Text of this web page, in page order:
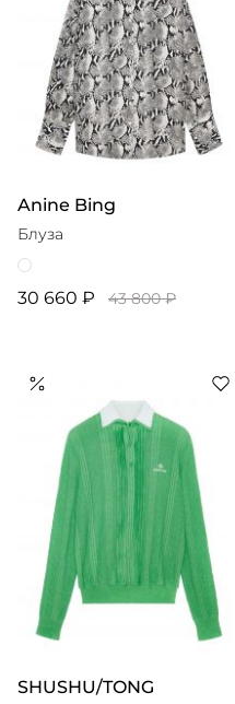
Anine Bing
Блуза
30 660 ₽ 43 800 ₽
SHUSHU/TONG